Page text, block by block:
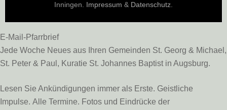
Inningen. Impressum & Datenschutz.
E-Mail-Pfarrbrief
Jede Woche Neues aus Ihren Gemeinden St. Georg & Michael,
St. Peter & Paul, Kuratie St. Johannes Baptist in Augsburg.
Lesen Sie Ankündigungen immer als Erste. Geistliche
Impulse. Alle Termine. Fotos und Eindrücke der